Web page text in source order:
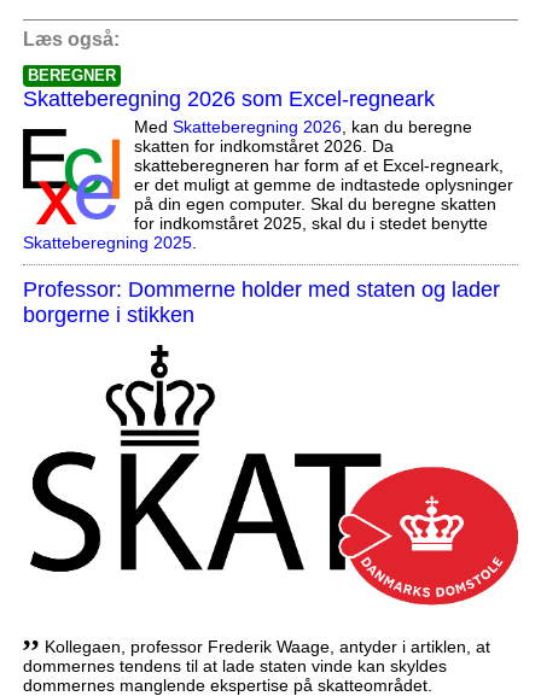
Læs også:
BEREGNER
Skatteberegning 2026 som Excel-regneark
Med Skatteberegning 2026, kan du beregne
skatten for indkomståret 2026. Da
skatteberegneren har form af et Excel-regneark,
er det muligt at gemme de indtastede oplysninger
på din egen computer. Skal du beregne skatten
for indkomståret 2025, skal du i stedet benytte
Skatteberegning 2025.
Professor: Dommerne holder med staten og lader
borgerne i stikken
,, Kollegaen, professor Frederik Waage, antyder i artiklen, at
dommernes tendens til at lade staten vinde kan skyldes
dommernes manglende ekspertise på skatteområdet.